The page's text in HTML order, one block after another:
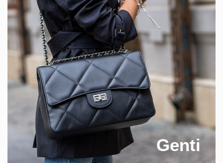
Genti